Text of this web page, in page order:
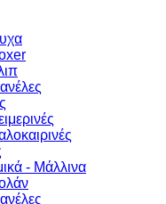
- Μάλλινα